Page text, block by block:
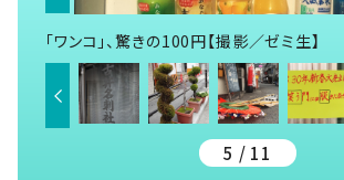
「ワンコ」、驚きの100円【撮影／ゼミ生】
5 / 11